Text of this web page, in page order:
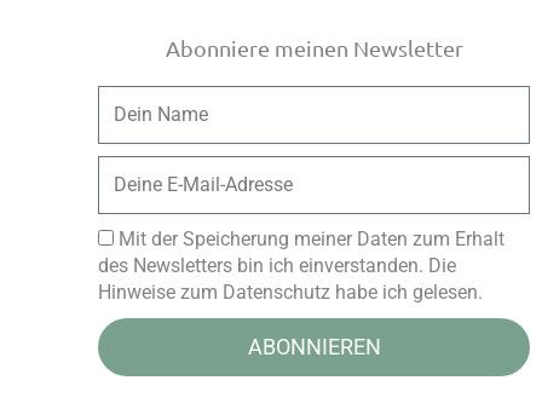
Abonniere meinen Newsletter
Mit der Speicherung meiner Daten zum Erhalt
des Newsletters bin ich einverstanden. Die
Hinweise zum Datenschutz habe ich gelesen.
ABONNIEREN